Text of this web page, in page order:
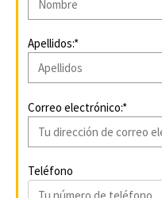
Apellidos:*
Correo electrónico:*
Teléfono